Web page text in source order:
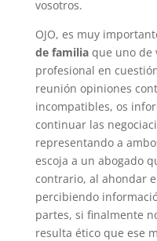
vosotros.
OJO, es muy
de familiaque uno de
profesional en
reunión opiniones
incompatibles, os
continuar las
representando a
escoja a un abogado
contrario, al ahondar
percibiendo
partes, si finalmente
resulta ético que ese